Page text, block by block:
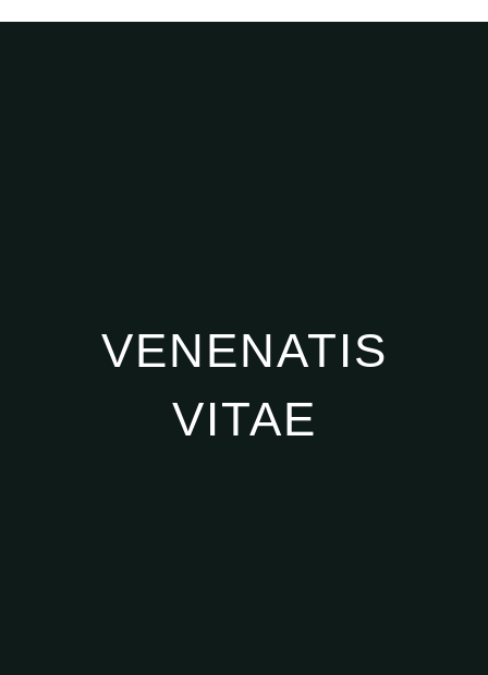
VENENATIS
VITAE